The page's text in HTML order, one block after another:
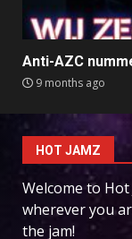
Anti-AZC
9 months ago
HOT JAMZ
Welcome to Hot
wherever you
the jam!